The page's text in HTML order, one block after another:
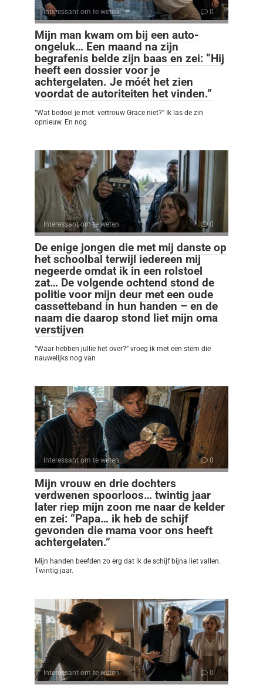
Interessant om te weten 0
Mijn man kwam om bij een auto-
ongeluk… Een maand na zijn
begrafenis belde zijn baas en zei: “Hij
heeft een dossier voor je
achtergelaten. Je móét het zien
voordat de autoriteiten het vinden.”
“Wat bedoel je met: vertrouw Grace niet?” Ik las de zin
opnieuw. En nog
Interessant om te weten 0
De enige jongen die met mij danste op
het schoolbal terwijl iedereen mij
negeerde omdat ik in een rolstoel
zat… De volgende ochtend stond de
politie voor mijn deur met een oude
cassetteband in hun handen – en de
naam die daarop stond liet mijn oma
verstijven
“Waar hebben jullie het over?” vroeg ik met een stem die
nauwelijks nog van
Interessant om te weten 0
Mijn vrouw en drie dochters
verdwenen spoorloos… twintig jaar
later riep mijn zoon me naar de kelder
en zei: “Papa… ik heb de schijf
gevonden die mama voor ons heeft
achtergelaten.”
Mijn handen beefden zo erg dat ik de schijf bijna liet vallen.
Twintig jaar.
Interessant om te weten 0